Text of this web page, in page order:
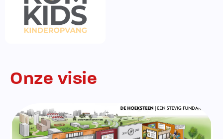
Onze visie